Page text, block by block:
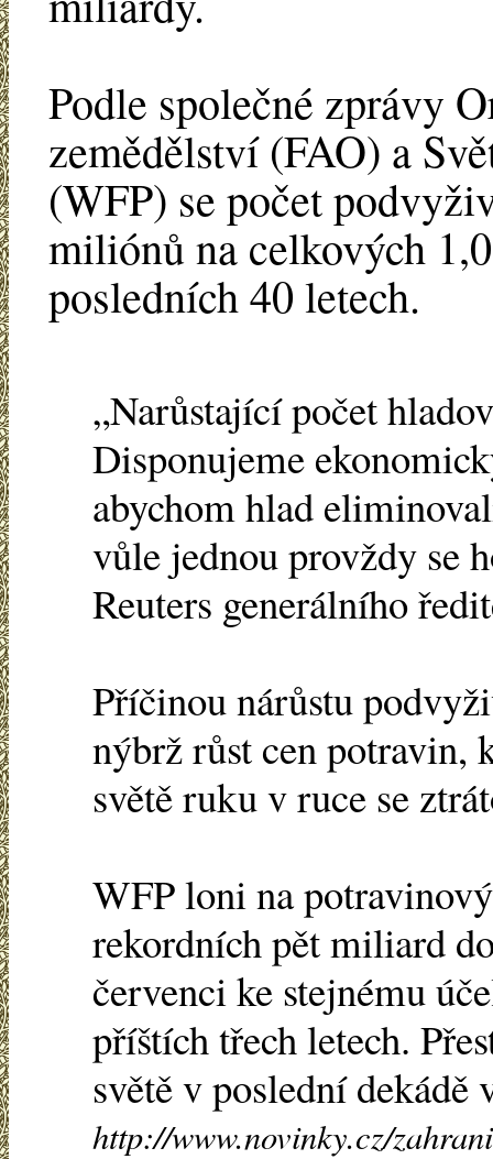
Podle společné zprávy
zemědělství (FAO) a
(WFP) se počet
miliónů na celkových
posledních 40 letech.
„Narůstající počet
Disponujeme
abychom hlad
vůle jednou provždy se
Reuters generálního
Příčinou nárůstu
nýbrž růst cen potravin,
světě ruku v ruce se
WFP loni na
rekordních pět miliard
červenci ke stejnému
příštích třech letech.
světě v poslední dekádě
http://www.novinky.cz/